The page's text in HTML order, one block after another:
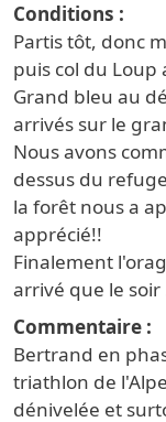
Conditions
Partis tôt, donc
puis col du
Grand bleu au
arrivés sur le
Nous avons
dessus du
la forêt nous a
apprécié!!
Finalement
arrivé que le soir
Commentaire
Bertrand en
triathlon de
dénivelée et